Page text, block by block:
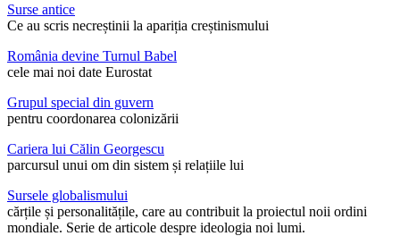
Surse antice
Ce au scris necreștinii la apariția creștinismului
România devine Turnul Babel
cele mai noi date Eurostat
Grupul special din guvern
pentru coordonarea colonizării
Cariera lui Călin Georgescu
parcursul unui om din sistem și relațiile lui
Sursele globalismului
cărțile și personalitățile, care au contribuit la proiectul noii ordini
mondiale. Serie de articole despre ideologia noi lumi.